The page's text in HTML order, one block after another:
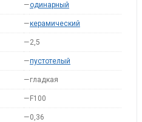
—одинарный
—керамический
—2,5
—пустотелый
—гладкая
— F100
—0,36